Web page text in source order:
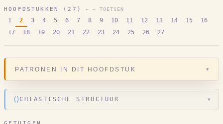
HOOFDSTUKKEN ( 27 ) ← → TOETSEN
1 2 3 4 5 6 7 8 9 10 11 12 13 14 15
16
17
18 19 20 21 22 23 24 25 26 27
PATRONEN IN DIT HOOFDSTUK ▾
⟨⟩CHIASTISCHE STRUCTUUR ▾